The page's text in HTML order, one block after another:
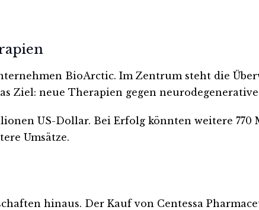
BioArctic. Im Zentrum steht die
Ziel: neue Therapien gegen
US-Dollar. Bei Erfolg könnten weitere
Umsätze.
hinaus. Der Kauf von Centessa